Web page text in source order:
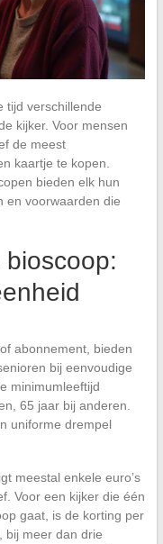
tijd verschillende
kijker. Voor mensen
de meest
kaartje te kopen.
bieden elk hun
en voorwaarden die
abonnement, bieden
bij eenvoudige
minimumleeftijd
65 jaar bij anderen.
uniforme drempel
meestal enkele euro’s
Voor een kijker die één
gaat, is de korting per
bij meer dan drie